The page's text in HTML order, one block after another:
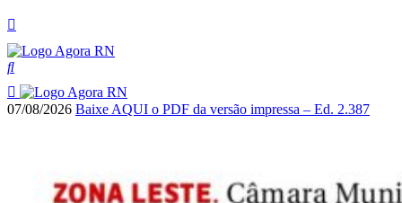
07/08/2026 Baixe AQUI o PDF da versão impressa – Ed. 2.387